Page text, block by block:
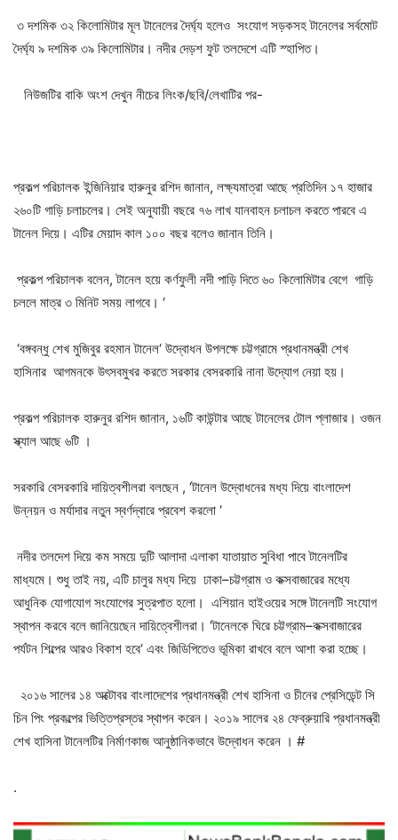
৩ দশমিক ৩২ কিলোমিটার মূল টানেলের দৈর্ঘ্য হলেও সংযোগ সড়কসহ টানেলের সর্বমোট
দৈর্ঘ্য ৯ দশমিক ৩৯ কিলোমিটার। নদীর দেড়শ ফুট তলদেশে এটি স্হাপিত।
নিউজটির বাকি অংশ দেখুন নীচের লিংক/ছবি/লেখাটির পর-
প্রকল্প পরিচালক ইন্জিনিয়ার হারুনুর রশিদ জানান, লক্ষ্যমাত্রা আছে প্রতিদিন ১৭ হাজার
২৬০টি গাড়ি চলাচলের। সেই অনুযায়ী বছরে ৭৬ লাখ যানবাহন চলাচল করতে পারবে এ
টানেল দিয়ে। এটির মেয়াদ কাল ১০০ বছর বলেও জানান তিনি।
প্রকল্প পরিচালক বলেন, টানেল হয়ে কর্ণফুলী নদী পাড়ি দিতে ৬০ কিলোমিটার বেগে গাড়ি
চললে মাত্র ৩ মিনিট সময় লাগবে। ‘
‘বঙ্গবন্ধু শেখ মুজিবুর রহমান টানেল‘ উদ্বোধন উপলক্ষে চট্টগ্রামে প্রধানমন্ত্রী শেখ
হাসিনার আগমনকে উৎসবমুখর করতে সরকার বেসরকারি নানা উদ্যোগ নেয়া হয়।
প্রকল্প পরিচালক হারুনুর রশিদ জানান, ১৬টি কাউন্টার আছে টানেলের টোল প্লাজার। ওজন
স্ক্যাল আছে ৬টি ।
সরকারি বেসরকারি দায়িত্বশীলরা বলছেন , ‘টানেল উদ্বোধনের মধ্য দিয়ে বাংলাদেশ
উন্নয়ন ও মর্যাদার নতুন স্বর্ণদ্বারে প্রবেশ করলো ‘
নদীর তলদেশ দিয়ে কম সময়ে দুটি আলাদা এলাকা যাতায়াত সুবিধা পাবে টানেলটির
মাধ্যমে। শুধু তাই নয়, এটি চালুর মধ্য দিয়ে ঢাকা–চট্টগ্রাম ও কক্সবাজারের মধ্যে
আধুনিক যোগাযোগ সংযোগের সুত্রপাত হলো। এশিয়ান হাইওয়ের সঙ্গে টানেলটি সংযোগ
স্থাপন করবে বলে জানিয়েছেন দায়িত্বেশীলরা। ‘টানেলকে ঘিরে চট্টগ্রাম–কক্সবাজারের
পর্যটন শিল্পের আরও বিকাশ হবে‘ এবং জিডিপিতেও ভূমিকা রাখবে বলে আশা করা হচ্ছে।
২০১৬ সালের ১৪ অক্টোবর বাংলাদেশের প্রধানমন্ত্রী শেখ হাসিনা ও চীনের প্রেসিডেন্ট সি
চিন পিং প্রকল্পের ভিত্তিপ্রস্তর স্থাপন করেন। ২০১৯ সালের ২৪ ফেব্রুয়ারি প্রধানমন্ত্রী
শেখ হাসিনা টানেলটির নির্মাণকাজ আনুষ্ঠানিকভাবে উদ্বোধন করেন । #
.